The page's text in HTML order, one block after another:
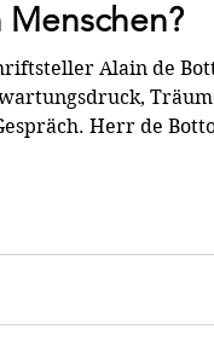
Menschen?
Alain de
de Botton,
Das Reisen ist eine
über die wir staunen. Haben wir im t